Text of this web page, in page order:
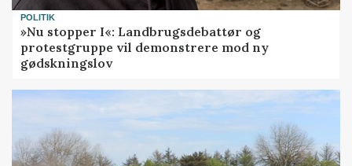
POLITIK
»Nu stopper I«: Landbrugsdebattør og
protestgruppe vil demonstrere mod ny
gødskningslov